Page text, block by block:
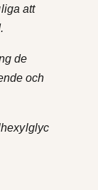
att
de
och